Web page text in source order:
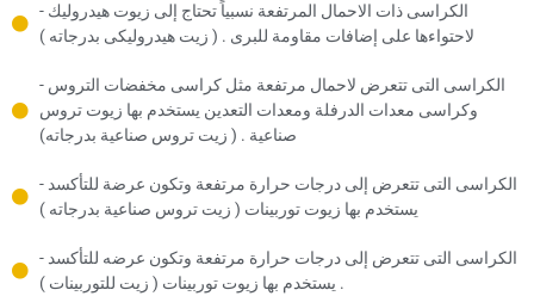
- الكراسى ذات الاحمال المرتفعة نسبياً تحتاج إلى زيوت هيدروليك
لاحتواءها على إضافات مقاومة للبرى . ( زيت هيدروليكى بدرجاته )
- الكراسى التى تتعرض لاحمال مرتفعة مثل كراسى مخفضات التروس
وكراسى معدات الدرفلة ومعدات التعدين يستخدم بها زيوت تروس
صناعية . ( زيت تروس صناعية بدرجاته)
- الكراسى التى تتعرض إلى درجات حرارة مرتفعة وتكون عرضة للتأكسد
يستخدم بها زيوت توربينات ( زيت تروس صناعية بدرجاته )
- الكراسى التى تتعرض إلى درجات حرارة مرتفعة وتكون عرضه للتأكسد
يستخدم بها زيوت توربينات ( زيت للتوربينات ) .